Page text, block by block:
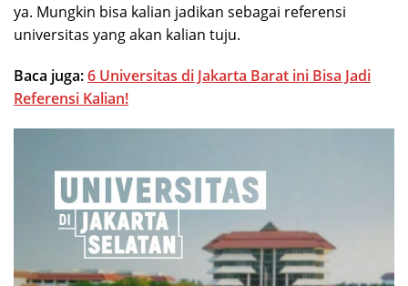
ya. Mungkin bisa kalian jadikan sebagai referensi
universitas yang akan kalian tuju.
Baca juga:6 Universitas di Jakarta Barat ini Bisa Jadi
Referensi Kalian!